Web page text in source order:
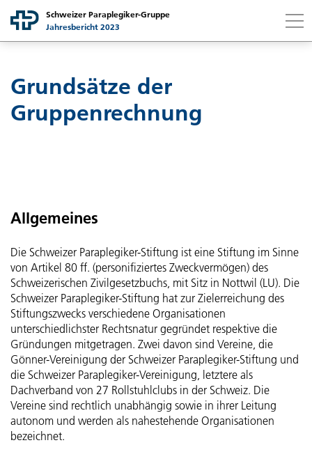
Schweizer Paraplegiker-Gruppe
Jahresbericht 2023
Gruppe
Campus Nottwil
Strategische Leistungsfelder
Strategieperiode 21–24
Mitarbeitende
Schweizer Paraplegiker-Zentrum
Schweizer Paraplegiker-Vereinigung
Schweizer Paraplegiker-Forschung
Gönner-Vereinigung der Schweizer Paraplegiker-Stiftung
Active Communication
SIRMED
ParaHelp
Botschaft Finanzchefin
Bilanz
Betriebsrechnung
Geldflussrechnung
Veränderung des Kapitals
Betriebsrechnung nach Leistungsfeldern
Grundsätze der Gruppenrechnung
Nachhaltigkeit
Gemeinsam für Mensch und Umwelt
Botschaft Projektleiter Nachhaltigkeit
Fokus Energie und Infrastruktur
Fokus Mobilität
Fokus Biodiversität
Fokus Ernährung
Nonprofit Governance
Grundsätze
Struktur, Zweck und Ziele
Strategische Organe und Gremien
Operative Organe
Entschädigungen
Grundsätze der
Gruppenrechnung
Allgemeines
Die Schweizer Paraplegiker-Stiftung ist eine Stiftung im Sinne
von Artikel 80 ff. (personifiziertes Zweckvermögen) des
Schweizerischen Zivilgesetzbuchs, mit Sitz in Nottwil (LU). Die
Schweizer Paraplegiker-Stiftung hat zur Zielerreichung des
Stiftungszwecks verschiedene Organisationen
unterschiedlichster Rechtsnatur gegründet respektive die
Gründungen mitgetragen. Zwei davon sind Vereine, die
Gönner-Vereinigung der Schweizer Paraplegiker-Stiftung und
die Schweizer Paraplegiker-Vereinigung, letztere als
Dachverband von 27 Rollstuhlclubs in der Schweiz. Die
Vereine sind rechtlich unabhängig sowie in ihrer Leitung
autonom und werden als nahestehende Organisationen
bezeichnet.